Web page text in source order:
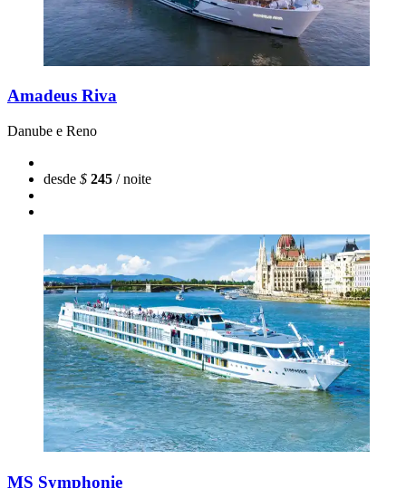
Amadeus Riva
Danube e Reno
desde $ 245 / noite
MS Symphonie